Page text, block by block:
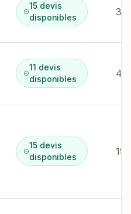
15 devis
disponibles
31
11 devis
disponibles
15 devis
disponibles
19